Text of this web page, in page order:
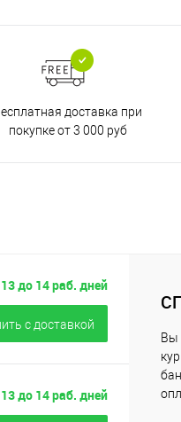
доставка при
покупке от 3 000 руб
до 14 раб. дней
c доставкой
до 14 раб. дней
Вы